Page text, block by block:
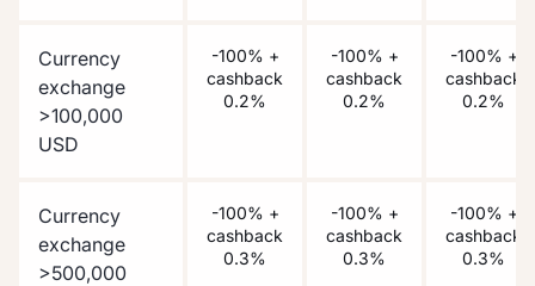
Currency
exchange
>100,000
USD
Currency
exchange
>500,000
-100% +
cashback
0.2%
-100% +
cashback
0.3%
-100% +
cashback
0.2%
-100% +
cashback
0.3%
-100% +
cashback
0.2%
-100% +
cashback
0.3%